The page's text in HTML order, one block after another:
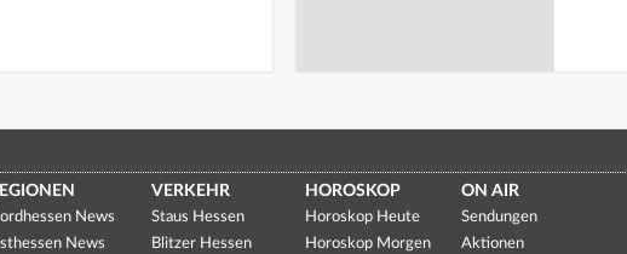
News
News
VERKEHR
Staus Hessen
Blitzer Hessen
HOROSKOP
Horoskop Heute
Horoskop Morgen
ON AIR
Sendungen
Aktionen